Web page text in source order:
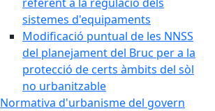
sistemes d'equipaments
Modificació puntual de les NNSS
del planejament del Bruc per a la
protecció de certs àmbits del sòl
no urbanitzable
Normativa d'urbanisme del govern